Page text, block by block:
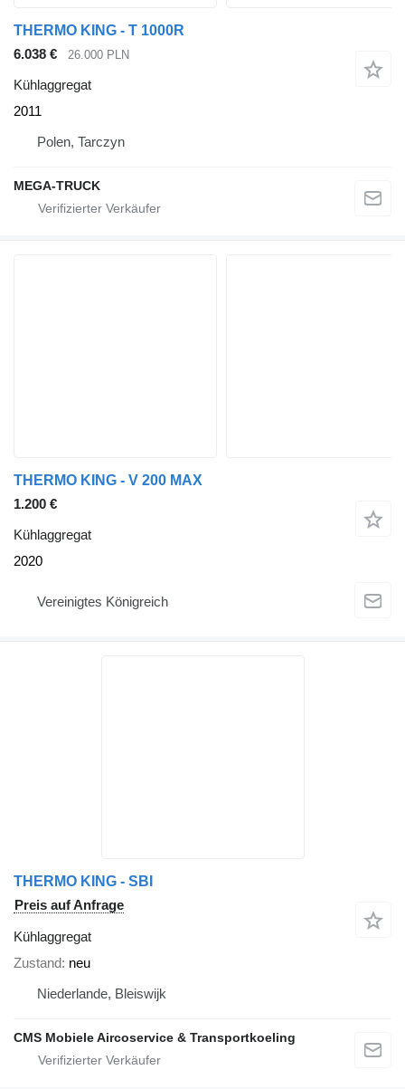
THERMO KING - T 1000R
6.038 €
26.000 PLN
Kühlaggregat
2011
Polen, Tarczyn
MEGA-TRUCK
THERMO KING - V 200 MAX
1.200 €
Kühlaggregat
2020
Vereinigtes Königreich
THERMO KING - SBI
Preis auf Anfrage
Kühlaggregat
Zustand neu
Niederlande, Bleiswijk
CMS Mobiele Aircoservice & Transportkoeling